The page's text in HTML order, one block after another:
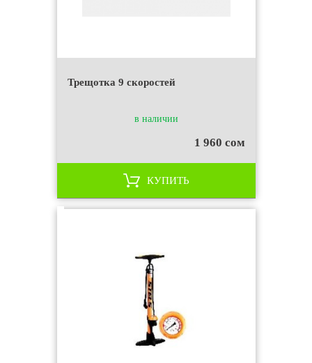
Трещотка 9 скоростей
в наличии
1 960 сом
КУПИТЬ